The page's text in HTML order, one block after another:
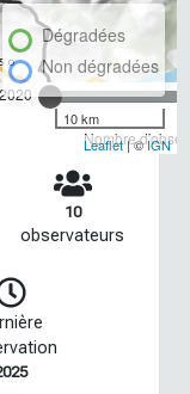
2020
Nombre
Dégradées
Non dégradées
10 km
Leaflet| ©IGN
10
observateurs